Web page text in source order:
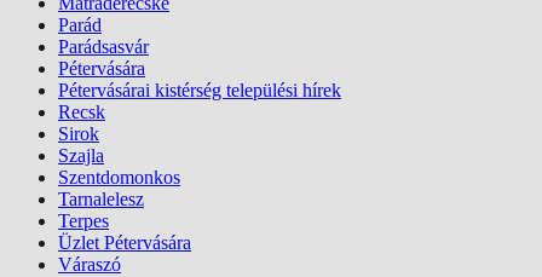
Parád
Parádsasvár
Pétervására
Pétervásárai kistérség települési hírek
Recsk
Sirok
Szajla
Szentdomonkos
Tarnalelesz
Terpes
Üzlet Pétervására
Váraszó